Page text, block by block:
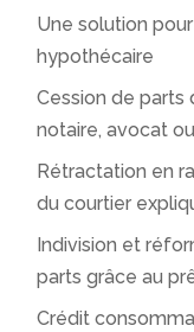
Une solution
hypothécaire
Cession de parts
notaire, avocat
Rétractation en
du courtier
Indivision et
parts grâce au
Crédit